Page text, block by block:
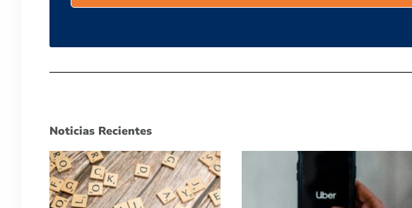
Noticias Recientes